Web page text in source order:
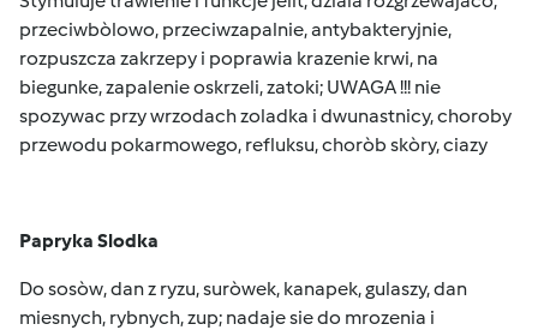
przeciwbòlowo, przeciwzapalnie, antybakteryjnie,
rozpuszcza zakrzepy i poprawia krazenie krwi, na
biegunke, zapalenie oskrzeli, zatoki; UWAGA !!! nie
spozywac przy wrzodach zoladka i dwunastnicy, choroby
przewodu pokarmowego, refluksu, choròb skòry, ciazy
Papryka Slodka
Do sosòw, dan z ryzu, suròwek, kanapek, gulaszy, dan
miesnych, rybnych, zup; nadaje sie do mrozenia i